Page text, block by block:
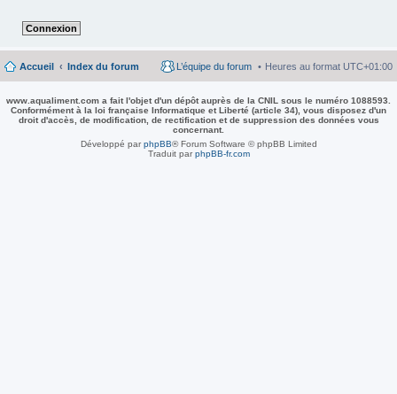
Accueil Index du forum Heures au format UTC+01:00
L’équipe du forum
www.aqualiment.com a fait l'objet d'un dépôt auprès de la CNIL sous le numéro 1088593.
Conformément à la loi française Informatique et Liberté (article 34), vous disposez d'un
droit d'accès, de modification, de rectification et de suppression des données vous
concernant.
Développé parphpBB® Forum Software © phpBB Limited
Traduit parphpBB-fr.com